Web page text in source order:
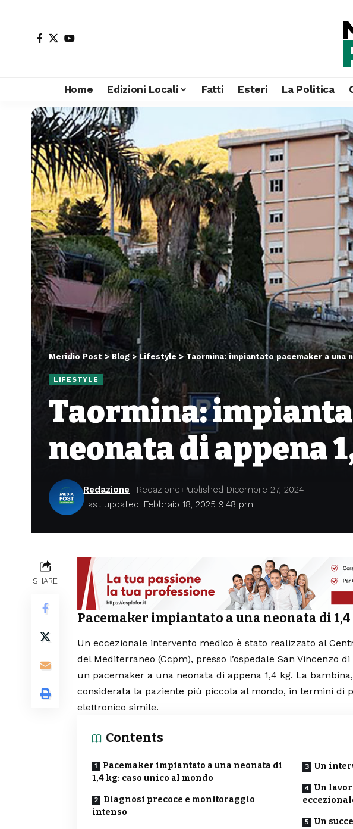
Home Edizioni Locali Fatti Esteri La Politica
Meridio Post > Blog > Lifestyle >Taormina: impiantato pacemaker a una
LIFESTYLE
Taormina:
neonata di appena
Last updated: Febbraio 18, 2025 9:48 pm
Redazione- Redazione Published Dicembre 27, 2024
SHARE
Pacemaker impiantato a una neonata di
Un eccezionale intervento medico è stato realizzato al
del Mediterraneo (Ccpm), presso l’ospedale San Vincenzo
un pacemaker a una neonata di appena 1,4 kg. La
considerata la paziente più piccola al mondo, in termini di
elettronico simile.
Contents
Pacemaker impiantato a una neonata di
1,4 kg: caso unico al mondo
Diagnosi precoce e monitoraggio
intenso
Un
Un
Un